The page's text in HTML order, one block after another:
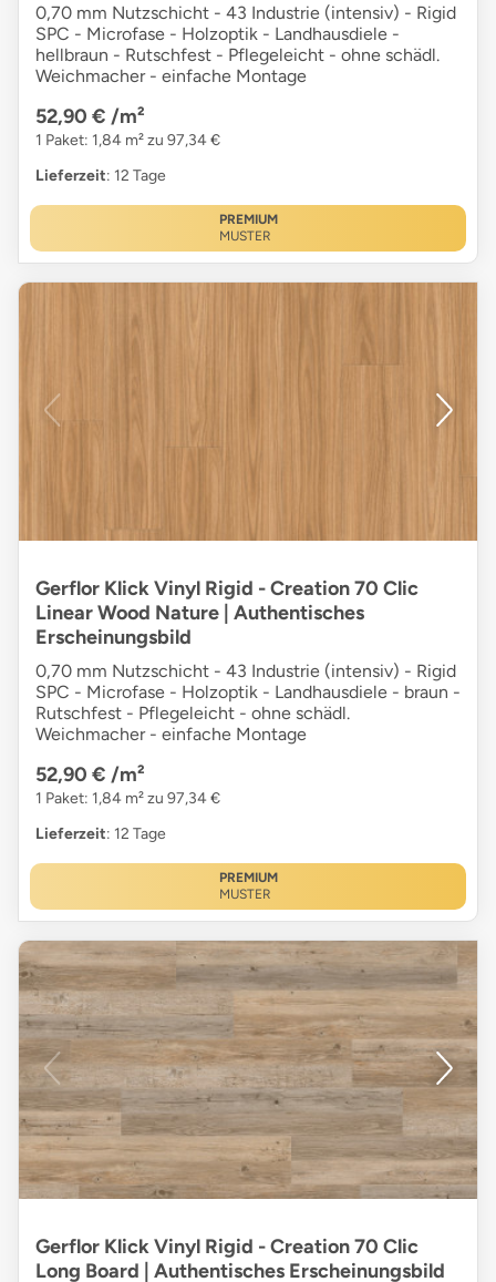
0,70 mm Nutzschicht - 43 Industrie (intensiv) - Rigid
SPC - Microfase - Holzoptik - Landhausdiele -
hellbraun - Rutschfest - Pflegeleicht - ohne schädl.
Weichmacher - einfache Montage
52,90 € /m²
1 Paket: 1,84 m² zu 97,34 €
Lieferzeit: 12 Tage
PREMIUM
MUSTER
Gerflor Klick Vinyl Rigid - Creation 70 Clic
Linear Wood Nature | Authentisches
Erscheinungsbild
0,70 mm Nutzschicht - 43 Industrie (intensiv) - Rigid
SPC - Microfase - Holzoptik - Landhausdiele - braun -
Rutschfest - Pflegeleicht - ohne schädl.
Weichmacher - einfache Montage
52,90 € /m²
1 Paket: 1,84 m² zu 97,34 €
Lieferzeit: 12 Tage
PREMIUM
MUSTER
Gerflor Klick Vinyl Rigid - Creation 70 Clic
Long Board | Authentisches Erscheinungsbild